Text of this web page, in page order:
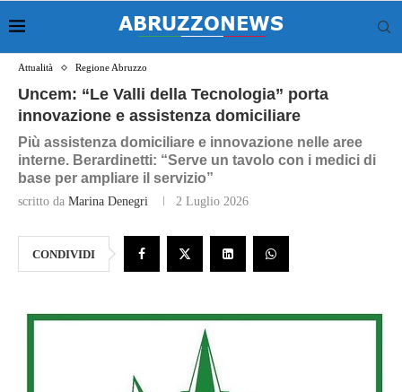
Attualità Regione Abruzzo
Uncem: “Le Valli della Tecnologia” porta
innovazione e assistenza domiciliare
Più assistenza domiciliare e innovazione nelle aree
interne. Berardinetti: “Serve un tavolo con i medici di
base per ampliare il servizio”
scritto da Marina Denegri 2 Luglio 2026
CONDIVIDI